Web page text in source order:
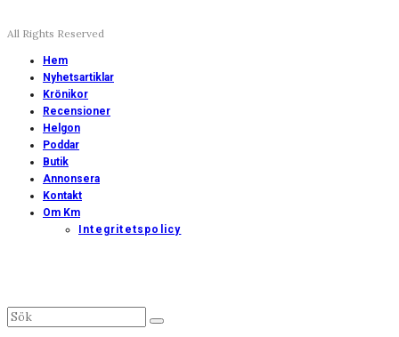
All Rights Reserved
Hem
Nyhetsartiklar
Krönikor
Recensioner
Helgon
Poddar
Butik
Annonsera
Kontakt
Om Km
Integritetspolicy